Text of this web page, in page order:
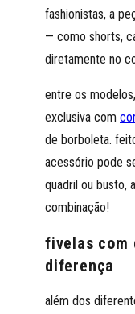
fashionistas, a
— como shorts,
diretamente no
entre os
exclusiva com
de borboleta.
acessório pode
quadril ou busto,
combinação!
fivelas com
diferença
além dos